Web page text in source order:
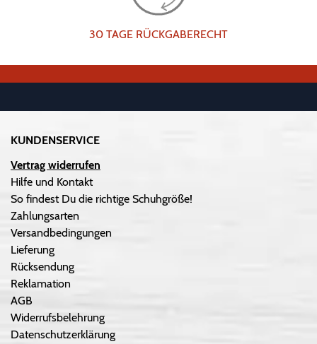
30 TAGE RÜCKGABERECHT
KUNDENSERVICE
Vertrag widerrufen
Hilfe und Kontakt
So findest Du die richtige Schuhgröße!
Zahlungsarten
Versandbedingungen
Lieferung
Rücksendung
Reklamation
AGB
Widerrufsbelehrung
Datenschutzerklärung